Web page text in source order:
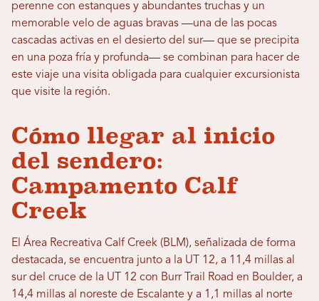
perenne con estanques y abundantes truchas y un
memorable velo de aguas bravas —una de las pocas
cascadas activas en el desierto del sur— que se precipita
en una poza fría y profunda— se combinan para hacer de
este viaje una visita obligada para cualquier excursionista
que visite la región.
Cómo llegar al inicio
del sendero:
Campamento Calf
Creek
El Área Recreativa Calf Creek (BLM), señalizada de forma
destacada, se encuentra junto a la UT 12, a 11,4 millas al
sur del cruce de la UT 12 con Burr Trail Road en Boulder, a
14,4 millas al noreste de Escalante y a 1,1 millas al norte